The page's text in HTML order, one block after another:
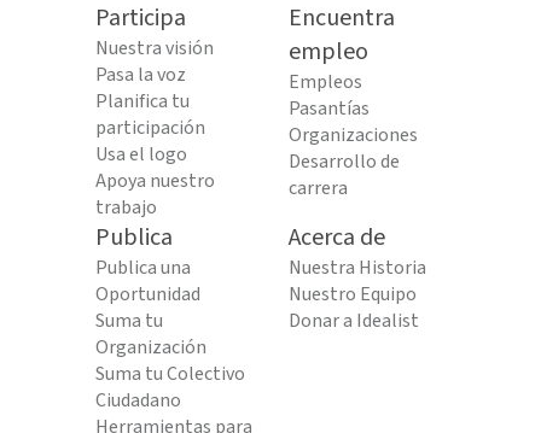
Participa
Nuestra visión
Pasa la voz
Planifica tu
participación
Usa el logo
Apoya nuestro
trabajo
Encuentra
empleo
Empleos
Pasantías
Organizaciones
Desarrollo de
carrera
Publica
Publica una
Oportunidad
Suma tu
Organización
Suma tu Colectivo
Ciudadano
Herramientas para
Acerca de
Nuestra Historia
Nuestro Equipo
Donar a Idealist